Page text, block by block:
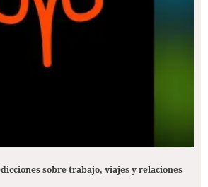
sobre trabajo, viajes y relaciones